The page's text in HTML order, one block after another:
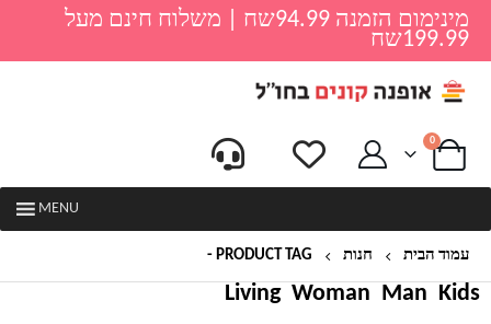
מינימום הזמנה 94.99שח | משלוח חינם מעל
199.99שח
0
MENU
עמוד הבית חנות PRODUCT TAG -
Kids
Man
Woman
Living